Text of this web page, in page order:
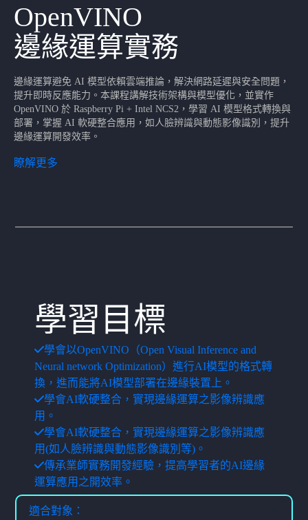
OpenVINO
邊緣運算實務
邊緣運算避免 AI 模型依賴雲端推論，解決網路延遲與安全問題，
提升即時反應能力。本課程講解技術架構與模型優化，並實作
OpenVINO 於 Raspberry Pi + Intel NCS2，學習 AI 模型格式轉換與
部署，掌握 AI 軟硬整合應用，如人臉辨識與動態影像識別，提升
邊緣運算開發效率。
瞭解更多
學習目標
學會以OpenVINO（Open Visual Inference and
Neural network Optimization）進行AI模型的格式轉
換，進而能將AI模型部署在邊緣裝置上。
學會AI軟硬整合，實現邊緣運算之影像辨識應
用。
學會AI軟硬整合，實現邊緣運算之影像辨識應
用(如人臉辨識與動態影像識別等)。
傳承業師實務開發經驗，提高學習者的AI邊緣
運算應用之開效率。
適合對象：